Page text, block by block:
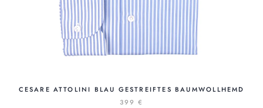
CESARE ATTOLINI BLAU GESTREIFTES BAUMWOLLHEMD
399 €